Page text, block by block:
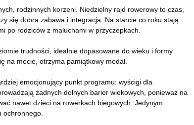
rodzinnych korzeni. Niedzielny rajd rowerowy to czas,
się dobra zabawa i integracja. Na starcie co roku stają
po rodziców z maluchami w przyczepkach.
trudności, idealnie dopasowane do wieku i formy
na mecie, otrzyma pamiątkowy medal.
emocjonujący punkt programu: wyścigi dla
żadnych dolnych barier wiekowych, ponieważ na
nawet dzieci na rowerkach biegowych. Jedynym
ochronnego.